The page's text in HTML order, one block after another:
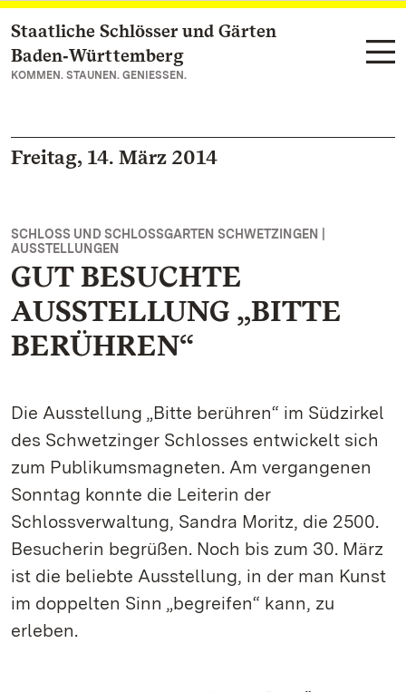
Zum Hauptinhalt springen
Staatliche Schlösser und Gärten
Baden‑Württemberg
KOMMEN. STAUNEN. GENIESSEN.
Freitag, 14. März 2014
SCHLOSS UND SCHLOSSGARTEN SCHWETZINGEN |
AUSSTELLUNGEN
GUT BESUCHTE
AUSSTELLUNG „BITTE
BERÜHREN“
Die Ausstellung „Bitte berühren“ im Südzirkel
des Schwetzinger Schlosses entwickelt sich
zum Publikumsmagneten. Am vergangenen
Sonntag konnte die Leiterin der
Schlossverwaltung, Sandra Moritz, die 2500.
Besucherin begrüßen. Noch bis zum 30. März
ist die beliebte Ausstellung, in der man Kunst
im doppelten Sinn „begreifen“ kann, zu
erleben.